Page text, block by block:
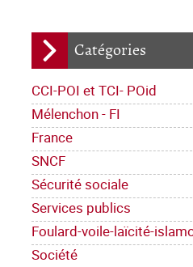
Catégories
CCI-POI et TCI- POid
Mélenchon - FI
France
SNCF
Sécurité sociale
Services publics
Foulard-voile-laïcité-
Société